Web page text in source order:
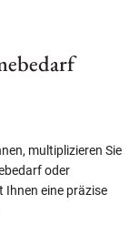
multiplizieren Sie
oder
Ihnen eine präzise